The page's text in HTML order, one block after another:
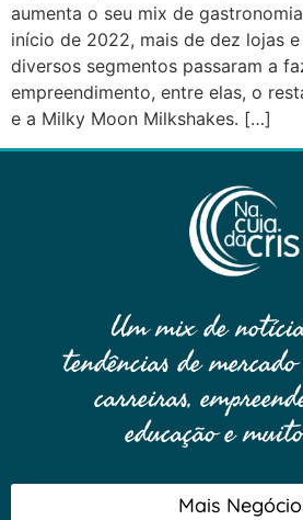
aumenta o seu mix de
início de 2022, mais de dez lojas
diversos segmentos passaram a
empreendimento, entre elas, o
e a Milky Moon Milkshakes. […]
Um mix de
tendências de
carreiras,
educação e
Mais